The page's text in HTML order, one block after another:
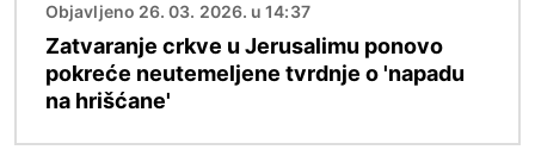
Objavljeno 26. 03. 2026. u 14:37
Zatvaranje crkve u Jerusalimu ponovo
pokreće neutemeljene tvrdnje o 'napadu
na hrišćane'